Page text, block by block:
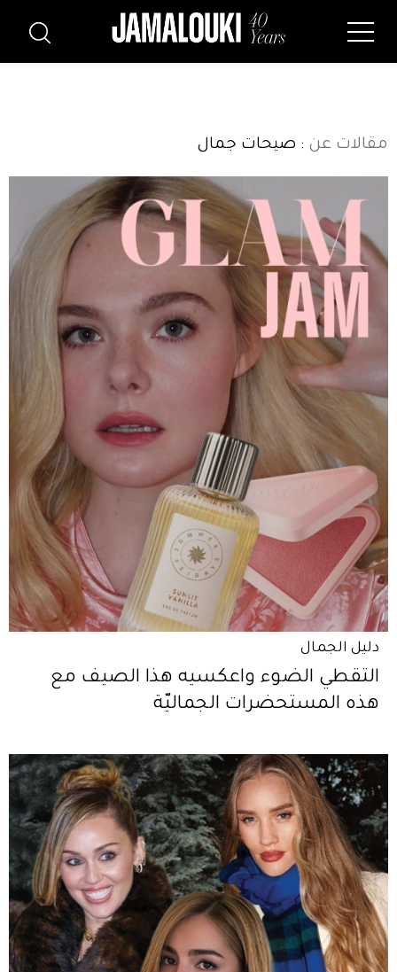
مقالات عن : صيحات جمال
دليل الجمال
التقطي الضوء واعكسيه هذا الصيف مع
هذه المستحضرات الجماليّة